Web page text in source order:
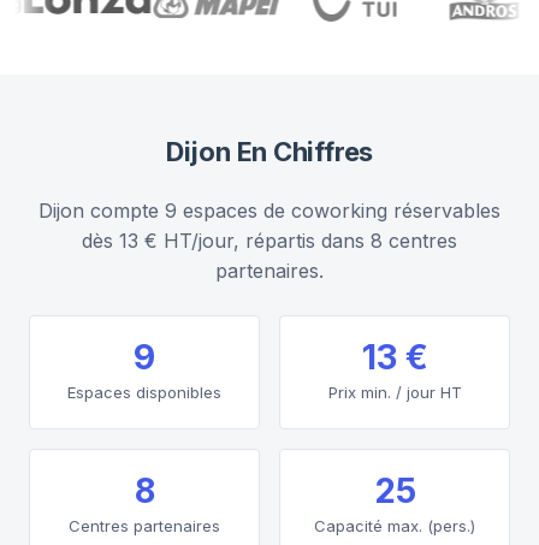
Dijon En Chiffres
Dijon compte 9 espaces de coworking réservables
dès 13 € HT/jour, répartis dans 8 centres
partenaires.
9
Espaces disponibles
13 €
Prix min. / jour HT
8
Centres partenaires
25
Capacité max. (pers.)